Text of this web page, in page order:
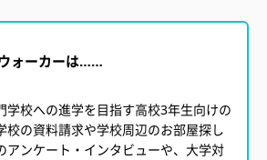
ォーカーは……
学校への進学を目指す高校3年生向けの
校の資料請求や学校周辺のお部屋探し
アンケート・インタビューや、大学対